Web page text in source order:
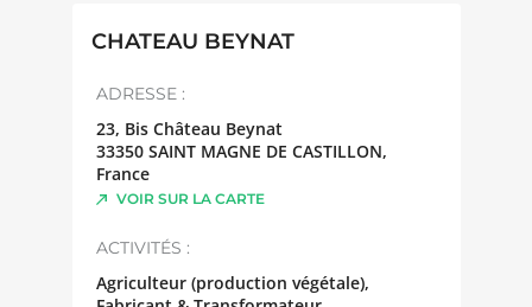
CHATEAU BEYNAT
ADRESSE :
23, Bis Château Beynat
33350 SAINT MAGNE DE CASTILLON,
France
VOIR SUR LA CARTE
ACTIVITÉS :
Agriculteur (production végétale),